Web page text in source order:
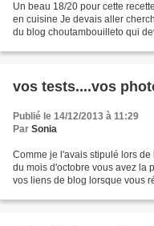
Un beau 18/20 pour cette
en cuisine Je devais aller
du blog choutambouilleto qui
vos tests....vos
Publié le 14/12/2013 à 11:29
Par Sonia
Comme je l'avais stipulé lors
du mois d'octobre vous avez la
vos liens de blog lorsque vous